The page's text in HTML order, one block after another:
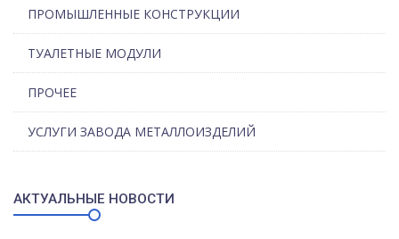
ПРОМЫШЛЕННЫЕ КОНСТРУКЦИИ
ТУАЛЕТНЫЕ МОДУЛИ
ПРОЧЕЕ
УСЛУГИ ЗАВОДА МЕТАЛЛОИЗДЕЛИЙ
АКТУАЛЬНЫЕ НОВОСТИ